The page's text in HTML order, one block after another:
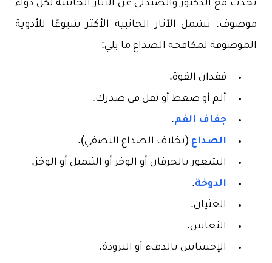
تحدث مع الدكتور والصيدلي عن الآثار الجانبية لكل دواء
موصوف. تشمل الآثار الجانبية الأكثر شيوعًا للأدوية
الموصوفة لمكافحة الصداع ما يلي:
فقدان القوة.
ألم أو ضغط أو ثقل في صدرك.
جفاف الفم.
الصداع (بخلاف الصداع النصفي).
الشعور بالحرقان أو الوخز أو التنميل أو الوخز.
الدوخة.
الغثيان.
النعاس.
الإحساس بالدفء أو البرودة.